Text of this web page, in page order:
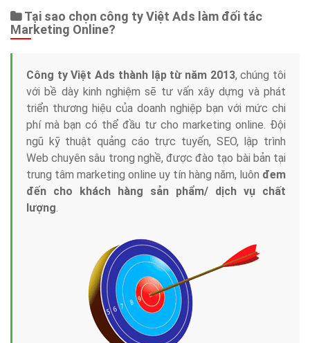
Tại sao chọn công ty Việt Ads làm đối tác
Marketing Online?
Công ty Việt Ads thành lập từ năm 2013, chúng tôi
với bề dày kinh nghiệm sẽ tư vấn xây dựng và phát
triển thương hiệu của doanh nghiệp bạn với mức chi
phí mà bạn có thể đầu tư cho marketing online. Đội
ngũ kỹ thuật quảng cáo trực tuyến, SEO, lập trình
Web chuyên sâu trong nghề, được đào tạo bài bản tại
trung tâm marketing online uy tín hàng năm, luôn đem
đến cho khách hàng sản phẩm/ dịch vụ chất
lượng.